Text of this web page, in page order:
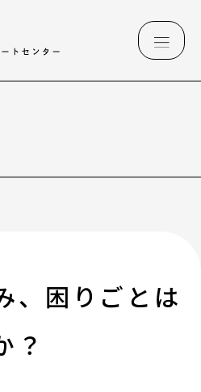
談、お伺いしています
、困りごとは
？